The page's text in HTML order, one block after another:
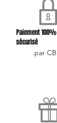
Paiement 100%
sécurisé
par CB